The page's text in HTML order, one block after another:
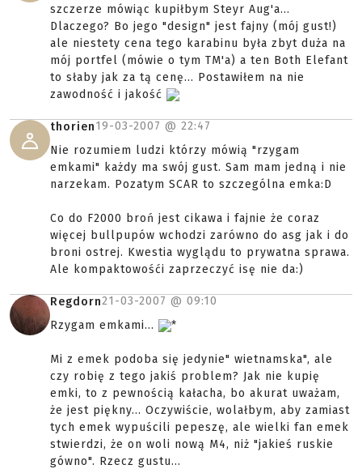
szczerze mówiąc kupiłbym Steyr Aug'a...
Dlaczego? Bo jego "design" jest fajny (mój gust!)
ale niestety cena tego karabinu była zbyt duża na
mój portfel (mówie o tym TM'a) a ten Both Elefant
to słaby jak za tą cenę... Postawiłem na nie
zawodność i jakość
thorien19-03-2007 @ 22:47
Nie rozumiem ludzi którzy mówią "rzygam
emkami" każdy ma swój gust. Sam mam jedną i nie
narzekam. Pozatym SCAR to szczególna emka:D
Co do F2000 broń jest cikawa i fajnie że coraz
więcej bullpupów wchodzi zarówno do asg jak i do
broni ostrej. Kwestia wyglądu to prywatna sprawa.
Ale kompaktowośći zaprzeczyć isę nie da:)
Regdorn21-03-2007 @ 09:10
Rzygam emkami...
*
Mi z emek podoba się jedynie" wietnamska", ale
czy robię z tego jakiś problem? Jak nie kupię
emki, to z pewnością kałacha, bo akurat uważam,
że jest piękny... Oczywiście, wolałbym, aby zamiast
tych emek wypuścili pepeszę, ale wielki fan emek
stwierdzi, że on woli nową M4, niż "jakieś ruskie
gówno". Rzecz gustu...